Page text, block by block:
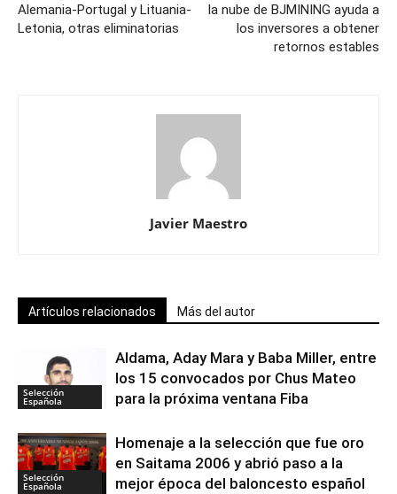
Alemania-Portugal y Lituania-
Letonia, otras eliminatorias
la nube de BJMINING ayuda a
los inversores a obtener
retornos estables
Javier Maestro
Artículos relacionados Más del autor
Selección
Española
Aldama, Aday Mara y Baba Miller, entre
los 15 convocados por Chus Mateo
para la próxima ventana Fiba
Selección
Española
Homenaje a la selección que fue oro
en Saitama 2006 y abrió paso a la
mejor época del baloncesto español